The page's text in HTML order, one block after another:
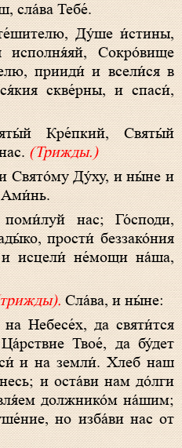
сла́ва Тебе́.
Сокро́вище
прииди́ и всели́ся в
скве́рны, и спаси́,
(Трижды.)
Ами́нь.
прости́ беззако́ния
исцели́ не́мощи на́ша,
Сла́ва, и ны́не:
Твое́, да бу́дет
и на земли́. Хлеб наш
и оста́ви нам до́лги
должнико́м на́шим;
но изба́ви нас от